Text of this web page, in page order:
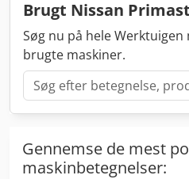
Brugt Nissan
Søg nu på hele
brugte maskiner.
Gennemse de mest
maskinbetegnelser: